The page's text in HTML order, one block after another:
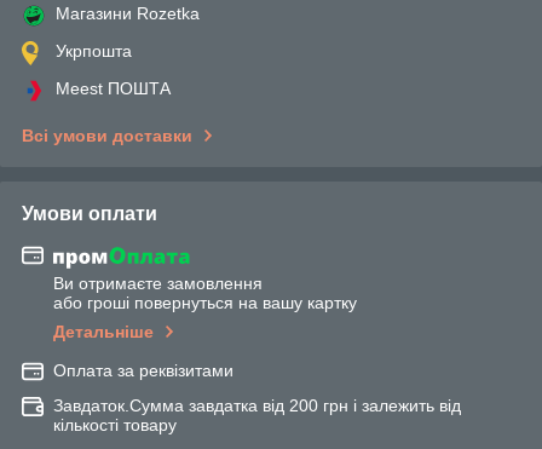
Магазини Rozetka
Укрпошта
Meest ПОШТА
Всі умови доставки
Умови оплати
Ви отримаєте замовлення
або гроші повернуться на вашу картку
Детальніше
Оплата за реквізитами
Завдаток.Сумма завдатка від 200 грн і залежить від
кількості товару